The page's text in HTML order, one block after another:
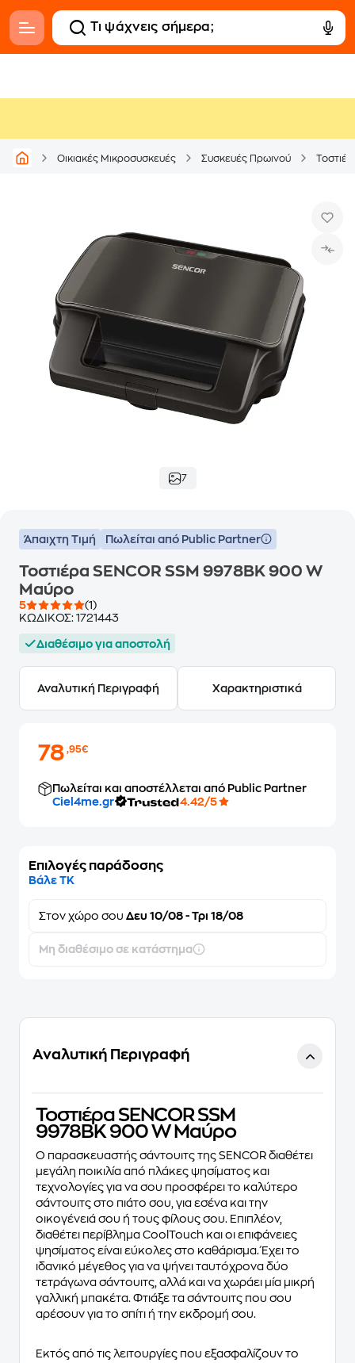
Οικιακές Μικροσυσκευές Συσκευές Πρωινού
7
Άπαιχτη Τιμή Πωλείται από Public Partner
Τοστιέρα SENCOR SSM 9978BK 900 W
Μαύρο
5
(1)
ΚΩΔΙΚΟΣ: 1721443
Διαθέσιμο για αποστολή
Αναλυτική Περιγραφή Χαρακτηριστικά
78,95€
Πωλείται και αποστέλλεται από Public Partner
Ciel4me.gr
4.42/5
Επιλογές παράδοσης
Βάλε ΤΚ
Στον χώρο σου Δευ 10/08 - Τρι 18/08
Μη διαθέσιμο σε κατάστημα
Αναλυτική Περιγραφή
Τοστιέρα SENCOR SSM
9978BK 900 W Μαύρο
O παρασκευαστής σάντουιτς της SENCOR διαθέτει
μεγάλη ποικιλία από πλάκες ψησίματος και
τεχνολογίες για να σου προσφέρει το καλύτερο
σάντουιτς στο πιάτο σου, για εσένα και την
οικογένειά σου ή τους φίλους σου. Επιπλέον,
διαθέτει περίβλημα CoolTouch και οι επιφάνειες
ψησίματος είναι εύκολες στο καθάρισμα. Έχει το
ιδανικό μέγεθος για να ψήνει ταυτόχρονα δύο
τετράγωνα σάντουιτς, αλλά και να χωράει μία μικρή
γαλλική μπακέτα. Φτιάξε τα σάντουιτς που σου
αρέσουν για το σπίτι ή την εκδρομή σου.
Εκτός από τις λειτουργίες που εξασφαλίζουν το